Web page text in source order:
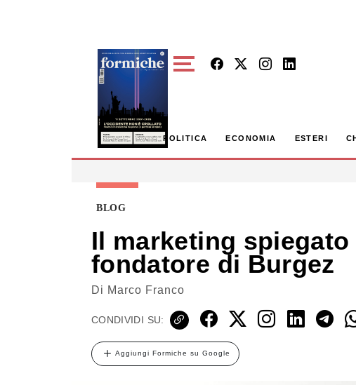
POLITICA ECONOMIA ESTERI
BLOG
Il marketing
fondatore di Burgez
Di Marco Franco
CONDIVIDI SU:
Aggiungi Formiche su Google